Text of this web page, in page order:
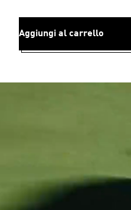
Aggiungi al carrello